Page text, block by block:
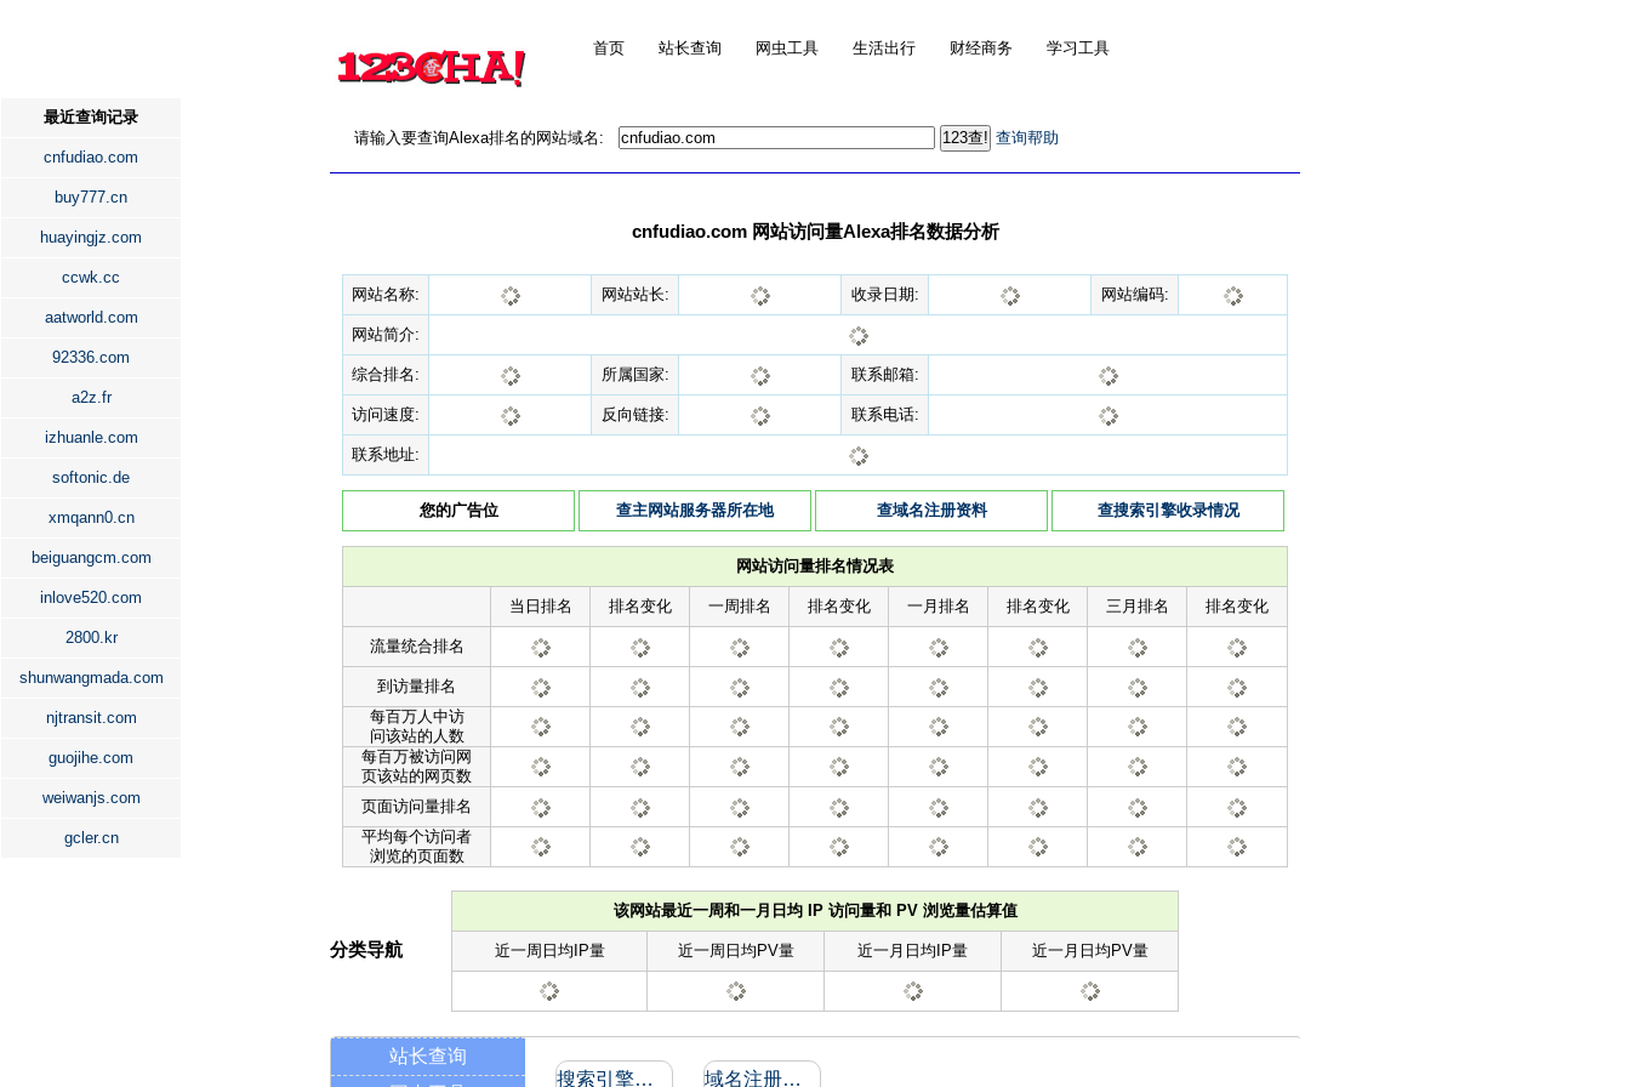
首页 站长查询 网虫工具 生活出行 财经商务 学习工具
最近查询记录
cnfudiao.com
buy777.cn
huayingjz.com
ccwk.cc
aatworld.com
92336.com
a2z.fr
izhuanle.com
softonic.de
xmqann0.cn
beiguangcm.com
inlove520.com
2800.kr
shunwangmada.com
njtransit.com
guojihe.com
weiwanjs.com
gcler.cn
请输入要查询Alexa排名的网站域名: 查询帮助
cnfudiao.com 网站访问量Alexa排名数据分析
网站名称: 网站站长: 收录日期: 网站编码:
网站简介:
综合排名: 所属国家: 联系邮箱:
访问速度: 反向链接: 联系电话:
联系地址:
您的广告位 查主网站服务器所在地 查域名注册资料 查搜索引擎收录情况
网站访问量排名情况表
当日排名 排名变化 一周排名 排名变化 一月排名 排名变化 三月排名 排名变化
流量统合排名
到访量排名
每百万人中访
问该站的人数
每百万被访问网
页该站的网页数
页面访问量排名
平均每个访问者
浏览的页面数
该网站最近一周和一月日均 IP 访问量和 PV 浏览量估算值
近一周日均IP量 近一周日均PV量 近一月日均IP量 近一月日均PV量
分类导航
站长查询
搜索引擎收录和反向链接 域名注册信息